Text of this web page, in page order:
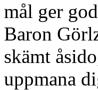
mål ger
Baron
skämt
uppmana